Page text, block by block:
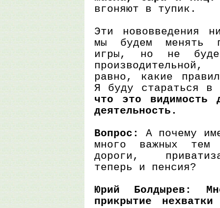
вгоняют в тупик.
Эти нововведения
мы будем менять
игры, но не
равно, какие
Я буду стараться
что это видимость
деятельность.
Вопрос:
А почему
много важных тем
дороги,
теперь и пенсия?
Юрий Болдырев:
прикрытие